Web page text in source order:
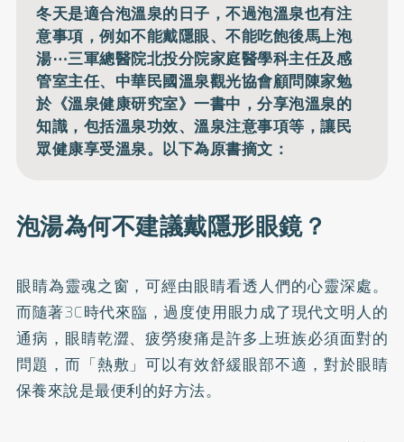
冬天是適合泡溫泉的日子，不過泡溫泉也有注
意事項，例如不能戴隱眼、不能吃飽後馬上泡
湯⋯三軍總醫院北投分院家庭醫學科主任及感
管室主任、中華民國溫泉觀光協會顧問陳家勉
於《溫泉健康研究室》一書中，分享泡溫泉的
知識，包括溫泉功效、溫泉注意事項等，讓民
眾健康享受溫泉。以下為原書摘文：
泡湯為何不建議戴隱形眼鏡？
眼睛為靈魂之窗，可經由眼睛看透人們的心靈深處。
而隨著3C時代來臨，過度使用眼力成了現代文明人的
通病，眼睛乾澀、疲勞痠痛是許多上班族必須面對的
問題，而「熱敷」可以有效舒緩眼部不適，對於眼睛
保養來說是最便利的好方法。